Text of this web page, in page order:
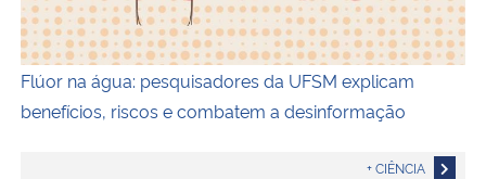
Flúor na água: pesquisadores da UFSM explicam
benefícios, riscos e combatem a desinformação
+ CIÊNCIA